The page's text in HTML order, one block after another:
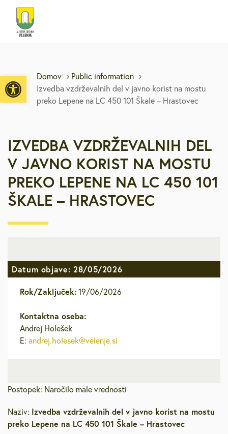
Open toolbar
Domov
Public information
Izvedba vzdrževalnih del v javno korist na mostu
preko Lepene na LC 450 101 Škale – Hrastovec
IZVEDBA VZDRŽEVALNIH DEL
V JAVNO KORIST NA MOSTU
PREKO LEPENE NA LC 450 101
ŠKALE – HRASTOVEC
Datum objave: 28/05/2026
Rok/Zaključek: 19/06/2026
Kontaktna oseba:
Andrej Holešek
E: andrej.holesek@velenje.si
Postopek: Naročilo male vrednosti
Naziv: Izvedba vzdrževalnih del v javno korist na mostu
preko Lepene na LC 450 101 Škale – Hrastovec